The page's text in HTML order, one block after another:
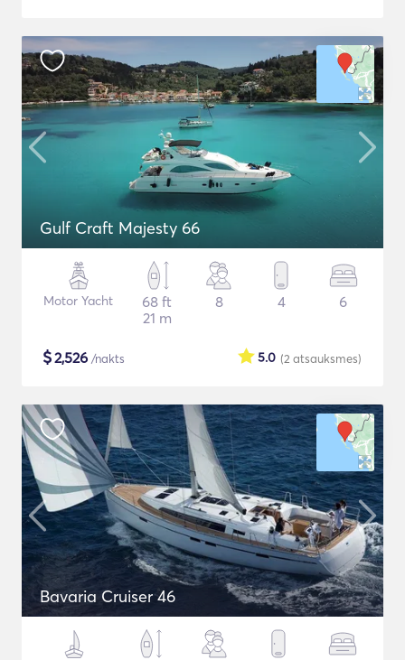
Gulf Craft Majesty 66
Motor Yacht
68 ft
21 m
8 4 6
$2,526 /nakts (2 atsauksmes)
5.0
Bavaria Cruiser 46